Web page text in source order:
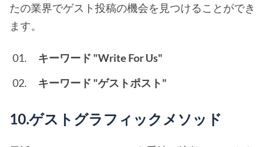
たの業界でゲスト投稿の機会を見つけることができ
ます。
キーワード "Write For Us"
キーワード "ゲストポスト"
10.ゲストグラフィックメソッド